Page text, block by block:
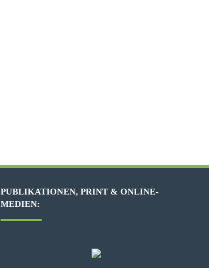
PUBLIKATIONEN, PRINT & ONLINE-
MEDIEN: